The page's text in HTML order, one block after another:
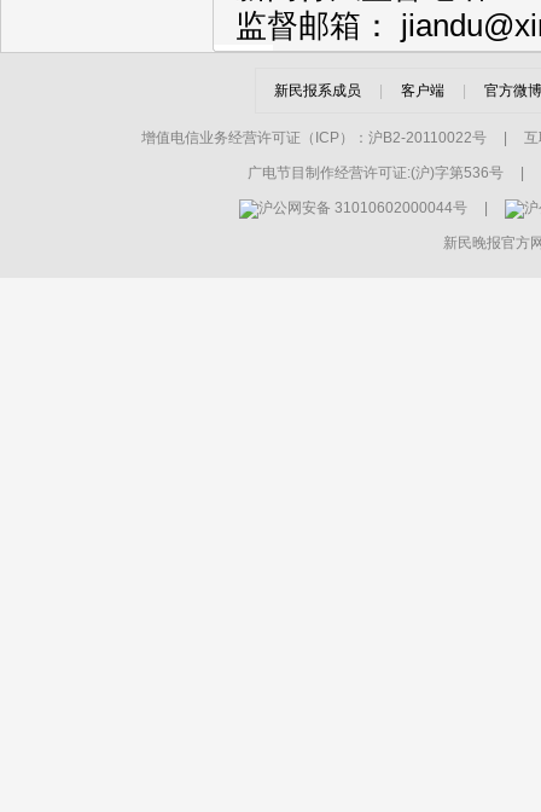
监督邮箱：
新民报系成员 客户端 官方微博
增值电信业务经营许可证（ICP）：沪B2-20110022号
广电节目制作经营许可证:(沪)字第536号
沪公网安备 31010602000044号 沪
新民晚报官方